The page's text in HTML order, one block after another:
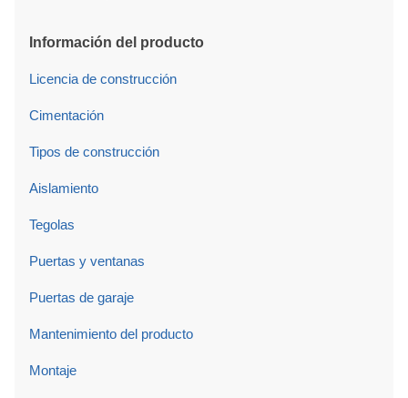
Información del producto
Licencia de construcción
Cimentación
Tipos de construcción
Aislamiento
Tegolas
Puertas y ventanas
Puertas de garaje
Mantenimiento del producto
Montaje